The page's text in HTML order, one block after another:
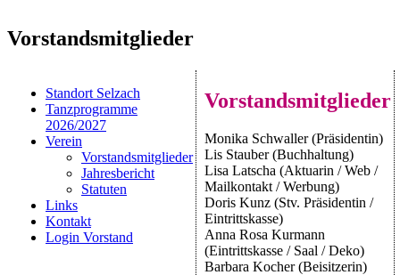
Vorstandsmitglieder
Standort Selzach
Tanzprogramme
2026/2027
Verein
Vorstandsmitglieder
Jahresbericht
Statuten
Links
Kontakt
Login Vorstand
Vorstandsmitglieder
Monika Schwaller (Präsidentin)
Lis Stauber (Buchhaltung)
Lisa Latscha (Aktuarin / Web /
Mailkontakt / Werbung)
Doris Kunz (Stv. Präsidentin /
Eintrittskasse)
Anna Rosa Kurmann
(Eintrittskasse / Saal / Deko)
Barbara Kocher (Beisitzerin)